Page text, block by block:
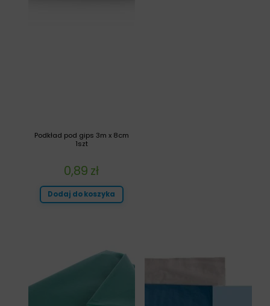
Podkład pod gips 3m x 8cm
1szt
0,89 zł
Dodaj do koszyka